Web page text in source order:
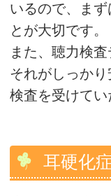
いるので、ま
とが大切です。
また、聴力検
それがしっか
検査を受けてい
耳硬化